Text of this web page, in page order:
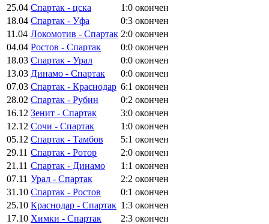
25.04 Спартак - цска 1:0 окончен
18.04 Спартак - Уфа 0:3 окончен
11.04 Локомотив - Спартак 2:0 окончен
04.04 Ростов - Спартак 0:0 окончен
18.03 Спартак - Урал 0:0 окончен
13.03 Динамо - Спартак 0:0 окончен
07.03 Спартак - Краснодар 6:1 окончен
28.02 Спартак - Рубин 0:2 окончен
16.12 Зенит - Спартак 3:0 окончен
12.12 Сочи - Спартак 1:0 окончен
05.12 Спартак - Тамбов 5:1 окончен
29.11 Спартак - Ротор 2:0 окончен
21.11 Спартак - Динамо 1:1 окончен
07.11 Урал - Спартак 2:2 окончен
31.10 Спартак - Ростов 0:1 окончен
25.10 Краснодар - Спартак 1:3 окончен
17.10 Химки - Спартак 2:3 окончен